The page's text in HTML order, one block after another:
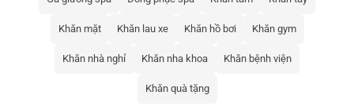
Khăn mặt Khăn lau xe Khăn hồ bơi Khăn gym
Khăn nhà nghỉ Khăn nha khoa Khăn bệnh viện
Khăn quà tặng